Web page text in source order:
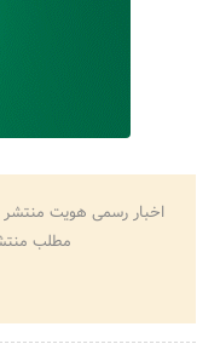
اخبار رسمی هویت
مطلب